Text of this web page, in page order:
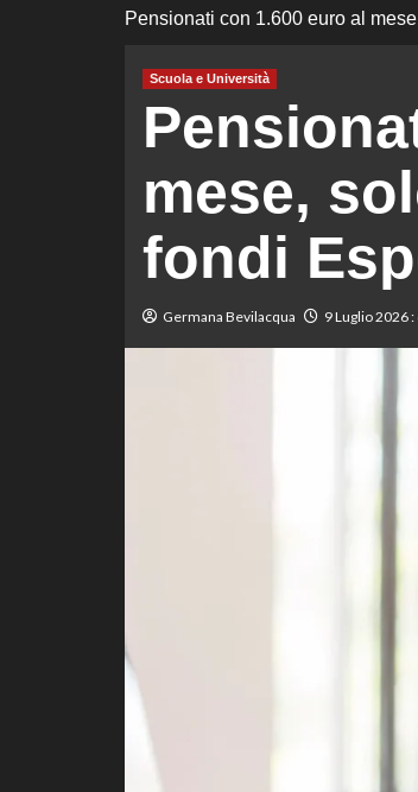
Pensionati con 1.600 euro al
Scuola e Università
mese,
fondi
Germana Bevilacqua 9 Luglio 2026 :